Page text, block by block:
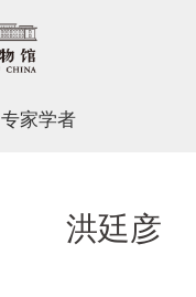
专家学者
洪廷彦